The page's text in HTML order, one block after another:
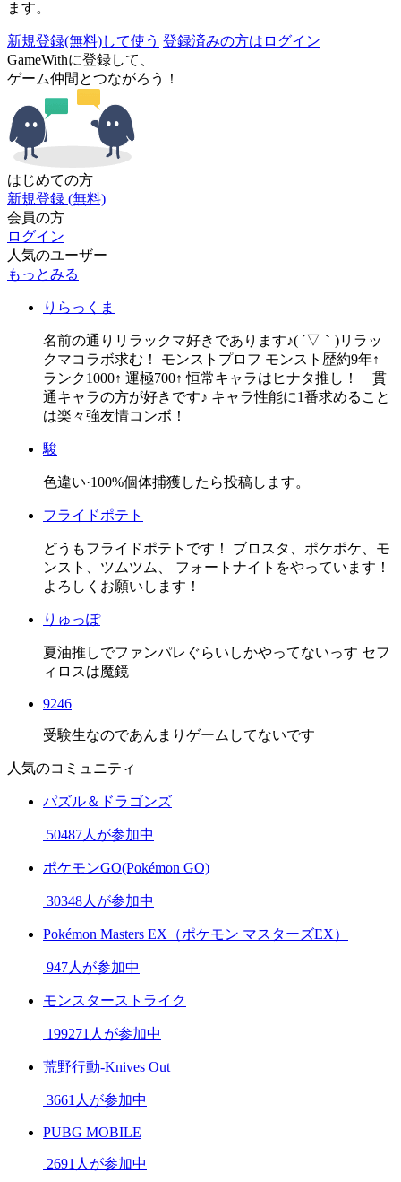
ます。
新規登録(無料)して使う 登録済みの方はログイン
GameWithに登録して、
ゲーム仲間とつながろう！
はじめての方
新規登録 (無料)
会員の方
ログイン
人気のユーザー
もっとみる
りらっくま
名前の通りリラックマ好きであります♪( ´▽｀)リラッ
クマコラボ求む！ モンストプロフ モンスト歴約9年↑
ランク1000↑ 運極700↑ 恒常キャラはヒナタ推し！ 貫
通キャラの方が好きです♪ キャラ性能に1番求めること
は楽々強友情コンボ！
駿
色違い·100%個体捕獲したら投稿します。
フライドポテト
どうもフライドポテトです！ ブロスタ、ポケポケ、モ
ンスト、ツムツム、 フォートナイトをやっています！
よろしくお願いします！
りゅっぽ
夏油推しでファンパレぐらいしかやってないっす セフ
ィロスは魔鏡
9246
受験生なのであんまりゲームしてないです
人気のコミュニティ
パズル＆ドラゴンズ
50487人が参加中
ポケモンGO(Pokémon GO)
30348人が参加中
Pokémon Masters EX（ポケモン マスターズEX）
947人が参加中
モンスターストライク
199271人が参加中
荒野行動-Knives Out
3661人が参加中
PUBG MOBILE
2691人が参加中